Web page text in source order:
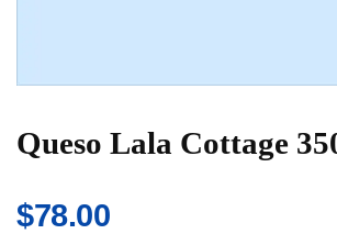
Queso Lala Cottage
$78.00